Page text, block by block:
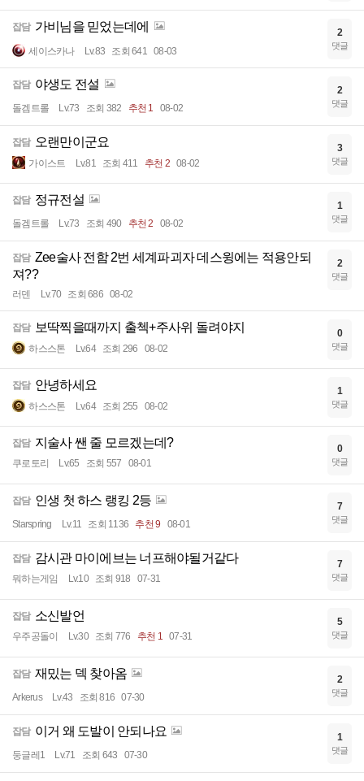
잡담 가비님을 믿었는데에
세이스카나 Lv.83 조회 641 08-03
2
댓글
잡담 야생도 전설
돌겜트롤 Lv.73 조회 382 추천 1 08-02
2
댓글
잡담 오랜만이군요
가이스트 Lv.81 조회 411 추천 2 08-02
3
댓글
잡담 정규전설
돌겜트롤 Lv.73 조회 490 추천 2 08-02
1
댓글
잡담 Zee술사 전함 2번 세계파괴자 데스윙에는 적용안되
져??
러덴 Lv.70 조회 686 08-02
2
댓글
잡담 보딱찍을때까지 출첵+주사위 돌려야지
하스스톤 Lv.64 조회 296 08-02
0
댓글
잡담 안녕하세요
하스스톤 Lv.64 조회 255 08-02
1
댓글
잡담 지술사 쌘 줄 모르겠는데?
쿠로토리 Lv.65 조회 557 08-01
0
댓글
잡담 인생 첫 하스 랭킹 2등
Starspring Lv.11 조회 1136 추천 9 08-01
7
댓글
잡담 감시관 마이에브는 너프해야될거같다
뭐하는게임 Lv.10 조회 918 07-31
7
댓글
잡담 소신발언
우주공돌이 Lv.30 조회 776 추천 1 07-31
5
댓글
잡담 재밌는 덱 찾아옴
Arkerus Lv.43 조회 816 07-30
2
댓글
잡담 이거 왜 도발이 안되나요
둥글레1 Lv.71 조회 643 07-30
1
댓글